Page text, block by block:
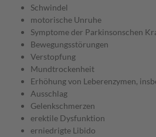
Schwindel
motorische Unruhe
Symptome der Parkinsonschen
Bewegungsstörungen
Verstopfung
Mundtrockenheit
Erhöhung von Leberenzymen,
Ausschlag
Gelenkschmerzen
erektile Dysfunktion
erniedrigte Libido